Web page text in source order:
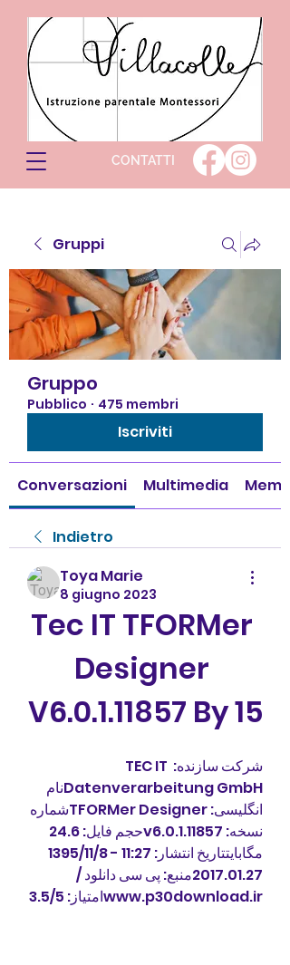
CONTATTI
Gruppi
Gruppo
Pubblico · 475 membri
Iscriviti
Conversazioni Multimedia
Indietro
Toya Marie
8 giugno 2023
Tec IT TFORMer
Designer
V6.0.1.11857 By 15
شرکت سازنده: TEC IT
www.p30download.irامتیاز: 3.5/5